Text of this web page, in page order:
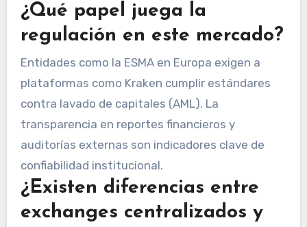
¿Qué papel juega la
regulación en este mercado?
Entidades como la ESMA en Europa exigen a
plataformas como Kraken cumplir estándares
contra lavado de capitales (AML). La
transparencia en reportes financieros y
auditorías externas son indicadores clave de
confiabilidad institucional.
¿Existen diferencias entre
exchanges centralizados y